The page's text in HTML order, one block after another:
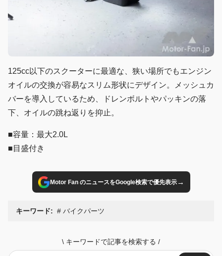
125cc以下のスクーターに最適な、狭い場所でもエンジン
オイルの交換が容易なスリム形状にデザイン。メッシュカ
バーを導入しているため、ドレンボルトやパッキンの落
下、オイルの跳ね返りを抑止。
■容量：最大2.0L
■目盛付き
Motor Fan のニュースをGoogle検索で優先表示→
キーワード: バイクパーツ
\ キーワードで記事を検索する /